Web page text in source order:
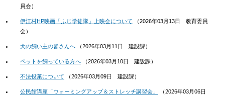
員会）
伊江村HP映画「ふじ学徒隊」上映会について （2026年03月13日
教育委員
会）
犬の飼い主の皆さんへ （2026年03月11日 建設課）
ペットを飼っている方へ （2026年03月10日 建設課）
不法投棄について （2026年03月09日 建設課）
公民館講座「ウォーミングアップ＆ストレッチ講習会」 （2026年03月06日